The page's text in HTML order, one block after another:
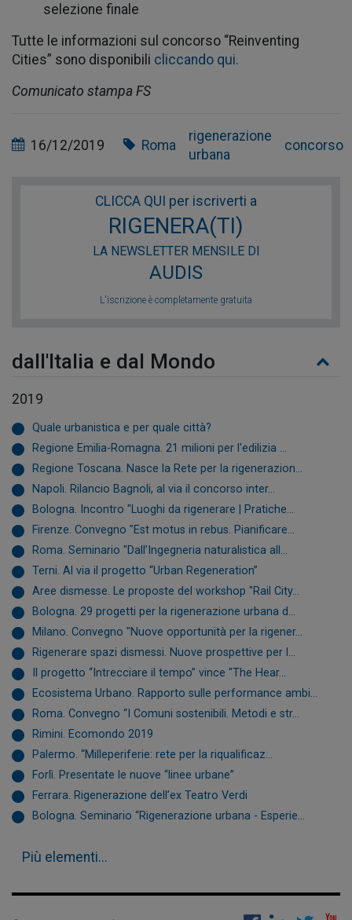
selezione finale
Tutte le informazioni sul concorso “Reinventing
Cities” sono disponibili cliccando qui.
Comunicato stampa FS
16/12/2019 Roma
rigenerazione
urbana
concorso
CLICCA QUI per iscriverti a
RIGENERA(TI)
LA NEWSLETTER MENSILE DI
AUDIS
L'iscrizione è completamente gratuita
dall'Italia e dal Mondo
2019
Quale urbanistica e per quale città?
Regione Emilia-Romagna. 21 milioni per l'edilizia ...
Regione Toscana. Nasce la Rete per la rigenerazion...
Napoli. Rilancio Bagnoli, al via il concorso inter...
Bologna. Incontro "Luoghi da rigenerare | Pratiche...
Firenze. Convegno "Est motus in rebus. Pianificare...
Roma. Seminario "Dall’Ingegneria naturalistica all...
Terni. Al via il progetto “Urban Regeneration”
Aree dismesse. Le proposte del workshop "Rail City...
Bologna. 29 progetti per la rigenerazione urbana d...
Milano. Convegno "Nuove opportunità per la rigener...
Rigenerare spazi dismessi. Nuove prospettive per l...
Il progetto “Intrecciare il tempo” vince "The Hear...
Ecosistema Urbano. Rapporto sulle performance ambi...
Roma. Convegno “I Comuni sostenibili. Metodi e str...
Rimini. Ecomondo 2019
Palermo. “Milleperiferie: rete per la riqualificaz...
Forlì. Presentate le nuove “linee urbane”
Ferrara. Rigenerazione dell’ex Teatro Verdi
Bologna. Seminario “Rigenerazione urbana - Esperie...
Più elementi...